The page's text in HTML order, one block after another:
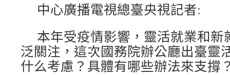
中心廣播電視總臺央視記者:
本年受疫情影響，靈活就業和
泛關注，這次國務院辦公廳出臺靈
什么考慮？具體有哪些辦法來支撐